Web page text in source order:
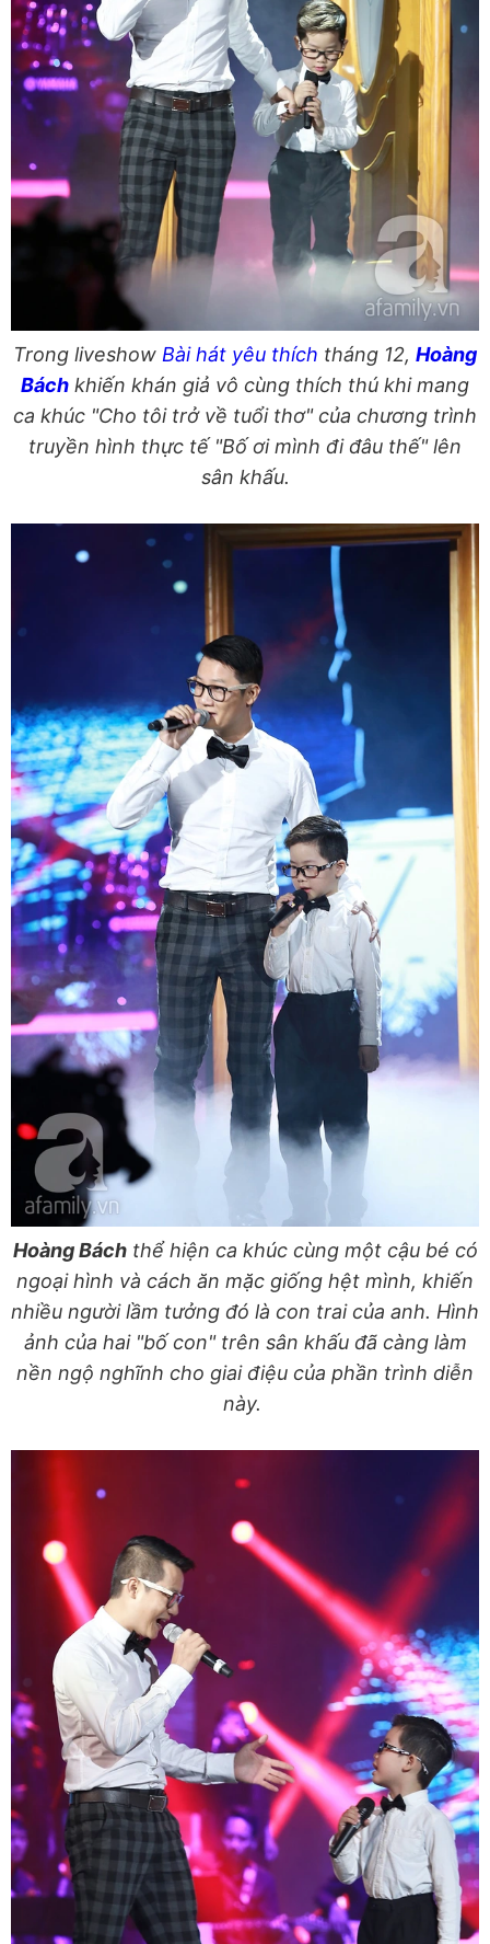
Trong liveshow Bài hát yêu thích tháng 12, Hoàng
Bách khiến khán giả vô cùng thích thú khi mang
ca khúc "Cho tôi trở về tuổi thơ" của chương trình
truyền hình thực tế "Bố ơi mình đi đâu thế" lên
sân khấu.
Hoàng Báchthể hiện ca khúc cùng một cậu bé có
ngoại hình và cách ăn mặc giống hệt mình, khiến
nhiều người lầm tưởng đó là con trai của anh. Hình
ảnh của hai "bố con" trên sân khấu đã càng làm
nền ngộ nghĩnh cho giai điệu của phần trình diễn
này.